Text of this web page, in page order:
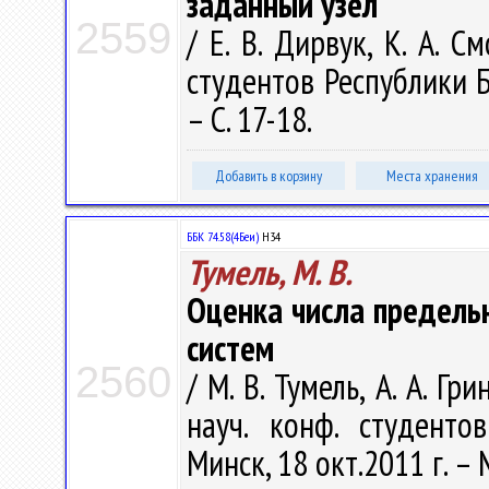
2559 / Е. В. Дирвук, К. А.
студентов
– С. 17-18.
Добавить в корзину Места хранения
2560
ББК 74.58(4Беи) Н34
Тумель, М. В.
Оценка числа
систем
/ М. В. Тумель, А. А.
науч. конф.
Минск, 18 окт.2011 г.